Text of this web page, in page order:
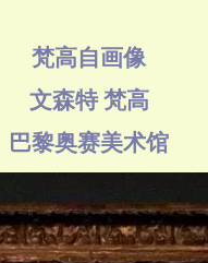
梵高自画像
文森特 梵高
巴黎奥赛美术馆